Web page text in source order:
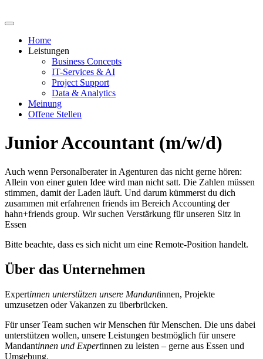
Inhalt
Home
Leistungen
Business Concepts
IT-Services & AI
Project Support
Data & Analytics
Meinung
Offene Stellen
Junior Accountant (m/w/d)
Auch wenn Personalberater in Agenturen das nicht gerne hören:
Allein von einer guten Idee wird man nicht satt. Die Zahlen müssen
stimmen, damit der Laden läuft. Und darum kümmerst du dich
zusammen mit erfahrenen friends im Bereich Accounting der
hahn+friends group. Wir suchen Verstärkung für unseren Sitz in
Essen
Bitte beachte, dass es sich nicht um eine Remote-Position handelt.
Über das Unternehmen
Expertinnen unterstützen unsere Mandantinnen, Projekte
umzusetzen oder Vakanzen zu überbrücken.
Für unser Team suchen wir Menschen für Menschen. Die uns dabei
unterstützen wollen, unsere Leistungen bestmöglich für unsere
Mandantinnen und Expertinnen zu leisten – gerne aus Essen und
Umgebung.